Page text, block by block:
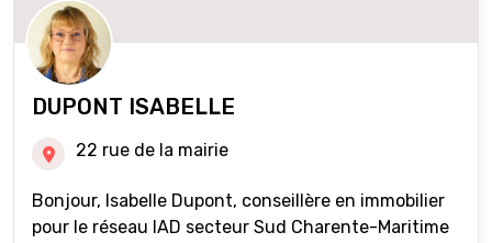
DUPONT ISABELLE
22 rue de la mairie
Bonjour, Isabelle Dupont, conseillère en immobilier
pour le réseau IAD secteur Sud Charente-Maritime